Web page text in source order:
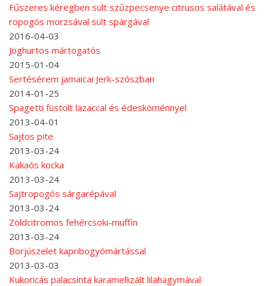
Fűszeres kéregben sült szűzpecsenye citrusos salátával és
ropogós morzsával sült spárgával
2016-04-03
Joghurtos mártogatós
2015-01-04
Sertésérem jamaicai Jerk-szószban
2014-01-25
Spagetti füstölt lazaccal és édesköménnyel
2013-04-01
Sajtos pite
2013-03-24
Kakaós kocka
2013-03-24
Sajtropogós sárgarépával
2013-03-24
Zöldcitromos fehércsoki-muffin
2013-03-24
Borjúszelet kapribogyómártással
2013-03-03
Kukoricás palacsinta karamellizált lilahagymával